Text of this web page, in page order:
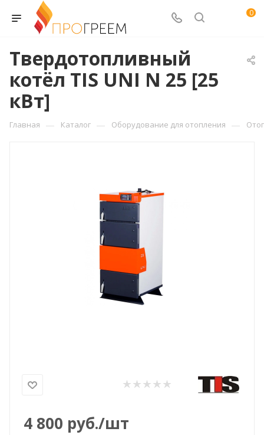
0
Твердотопливный
котёл TIS UNI N 25 [25
кВт]
Главная — Каталог — Оборудование для отопления —
4 800 руб./шт